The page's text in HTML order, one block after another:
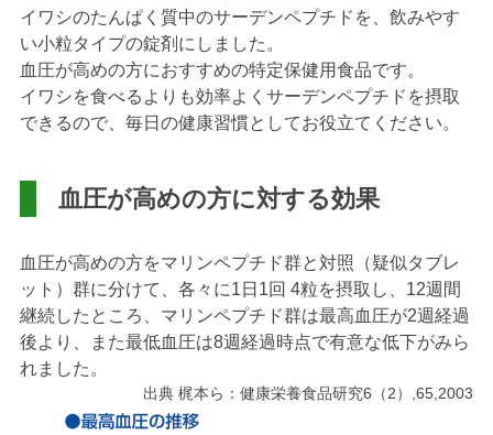
イワシのたんぱく質中のサーデンペプチドを、飲みやす
い小粒タイプの錠剤にしました。
血圧が高めの方におすすめの特定保健用食品です。
イワシを食べるよりも効率よくサーデンペプチドを摂取
できるので、毎日の健康習慣としてお役立てください。
血圧が高めの方に対する効果
血圧が高めの方をマリンペプチド群と対照（疑似タブレ
ット）群に分けて、各々に1日1回 4粒を摂取し、12週間
継続したところ、マリンペプチド群は最高血圧が2週経過
後より、また最低血圧は8週経過時点で有意な低下がみら
れました。
出典 梶本ら：健康栄養食品研究6（2）,65,2003